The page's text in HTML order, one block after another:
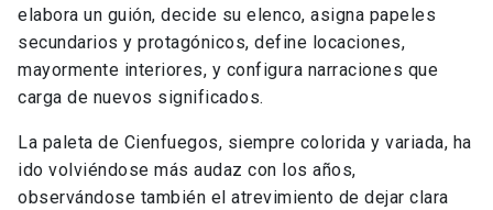
elabora un guión, decide su elenco, asigna papeles
secundarios y protagónicos, define locaciones,
mayormente interiores, y configura narraciones que
carga de nuevos significados.
La paleta de Cienfuegos, siempre colorida y variada, ha
ido volviéndose más audaz con los años,
observándose también el atrevimiento de dejar clara